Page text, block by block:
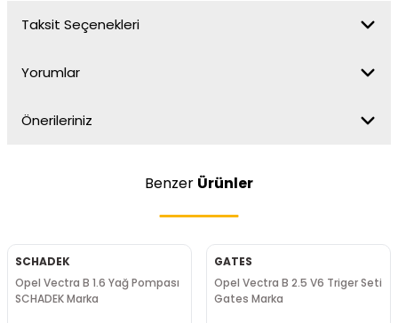
Taksit Seçenekleri
Yorumlar
Önerileriniz
Benzer Ürünler
SCHADEK
Opel Vectra B 1.6 Yağ Pompası
SCHADEK Marka
GATES
Opel Vectra B 2.5 V6 Triger Seti
Gates Marka